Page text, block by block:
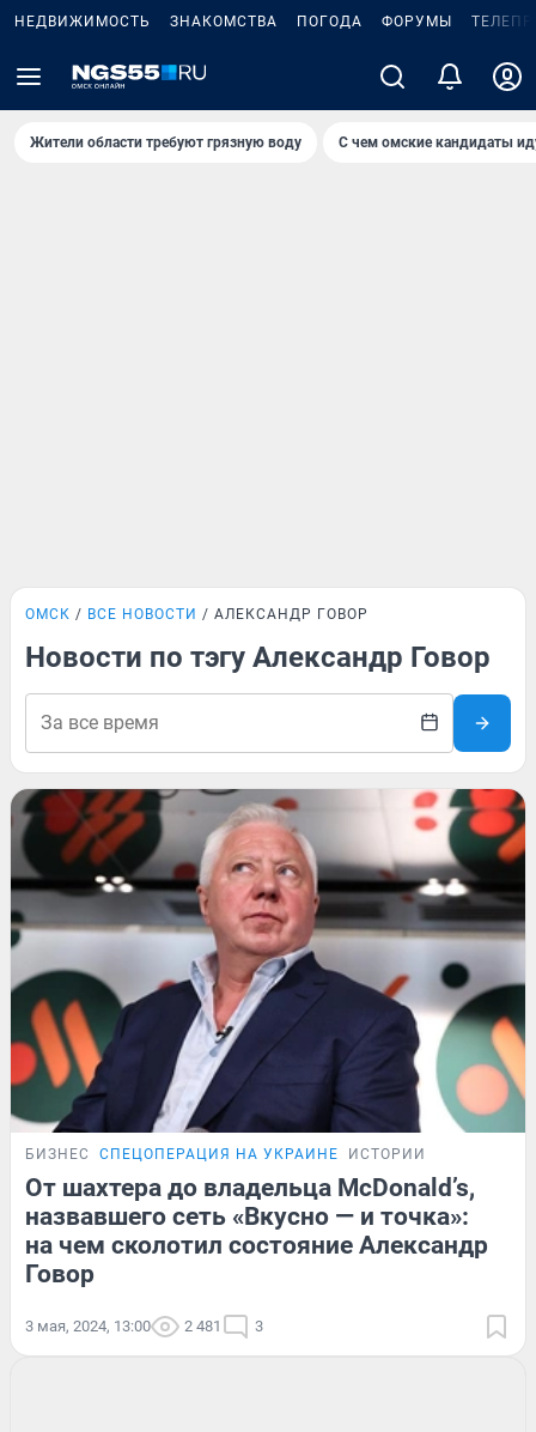
НЕДВИЖИМОСТЬ ЗНАКОМСТВА ПОГОДА ФОРУМЫ
Жители области требуют грязную воду С чем омские кандидаты
ОМСК ВСЕ НОВОСТИ АЛЕКСАНДР ГОВОР
Новости по тэгу Александр Говор
БИЗНЕС СПЕЦОПЕРАЦИЯ НА УКРАИНЕ ИСТОРИИ
От шахтера до владельца McDonald’s,
назвавшего сеть «Вкусно — и точка»:
на чем сколотил состояние Александр
Говор
3 мая, 2024, 13:00 2 481 3